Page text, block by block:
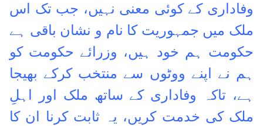
وفاداری کے کوئی معنی نہیں، جب تک اس
ملک میں جمہوریت کا نام و نشان باقی ہے
حکومت ہم خود ہیں، وزرائے حکومت کو
ہم نے اپنے ووٹوں سے منتخب کرکے بھیجا
ہے، تاکہ وفاداری کے ساتھ ملک اور اہلِ
ملک کی خدمت کریں، یہ ثابت کرنا ان کا